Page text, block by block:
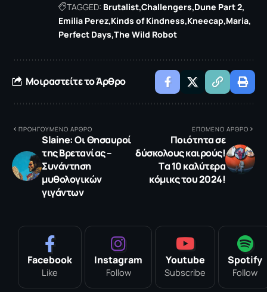
TAGGED: Brutalist Challengers Dune Part 2
Emilia Perez Kinds of Kindness Kneecap Maria
Perfect Days The Wild Robot
Μοιραστείτε το Άρθρο
ΠΡΟΗΓΟΥΜΕΝΟ ΑΡΘΡΟ
Slaine: Οι Θησαυροί
της Βρετανίας –
Συνάντηση
μυθολογικών
γιγάντων
ΕΠΟΜΕΝΟ ΑΡΘΡΟ
Ποιότητα σε
δύσκολους καιρούς!
Tα 10 καλύτερα
κόμικς του 2024!
Facebook
Like
Instagram
Follow
Youtube
Subscribe
Spotify
Follow